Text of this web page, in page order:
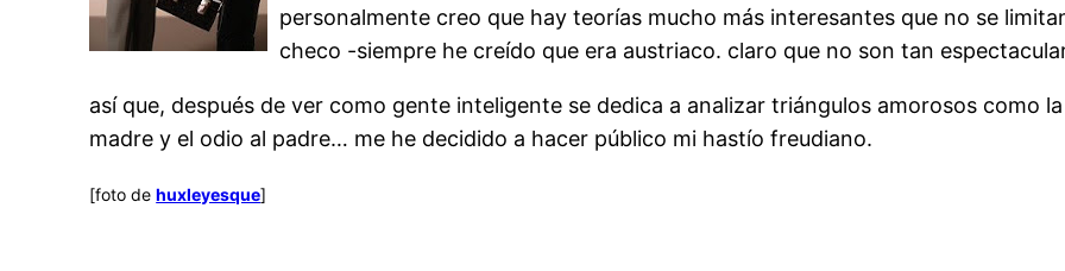
personalmente creo que hay teorías mucho más interesantes que no se
checo -siempre he creído que era austriaco. claro que no son tan
así que, después de ver como gente inteligente se dedica a analizar triángulos amorosos como
madre y el odio al padre… me he decidido a hacer público mi hastío freudiano.
[foto dehuxleyesque]